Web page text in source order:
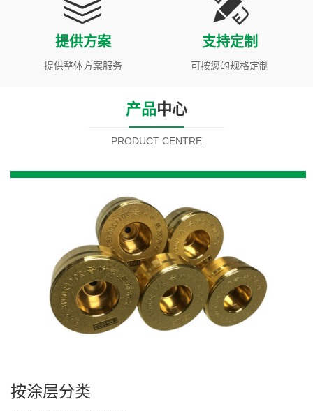
提供方案
提供整体方案服务
支持定制
可按您的规格定制
产品中心
PRODUCT CENTRE
按涂层分类